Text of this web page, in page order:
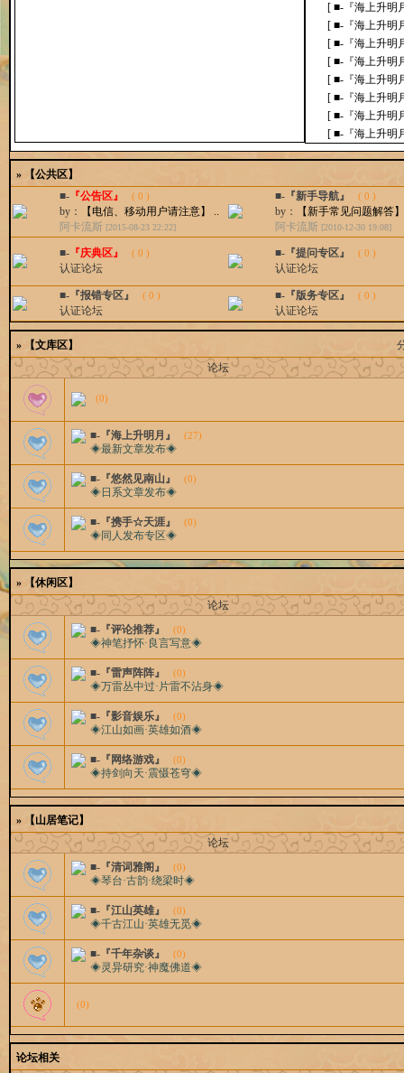
[ ■-『海上升明
[ ■-『海上升明
[ ■-『海上升明
[ ■-『海上升明
[ ■-『海上升明
[ ■-『海上升明
[ ■-『海上升明
[ ■-『海上升明
»
【公共区】
■-『公告区』 ( 0 )
by：
【电信、移动用户请注意】 ..
阿卡流斯 [2015-08-23 22:22]
■-『新手导航』 ( 0 )
by：
【新手常见问题解答
阿卡流斯 [2010-12-30 19:08]
■-『庆典区』 ( 0 )
认证论坛
■-『提问专区』 ( 0 )
认证论坛
■-『报错专区』 ( 0 )
认证论坛
■-『版务专区』 ( 0 )
认证论坛
»
【文库区】
论坛
(0)
■-『海上升明月』 (27)
◈最新文章发布◈
■-『悠然见南山』 (0)
◈日系文章发布◈
■-『携手☆天涯』 (0)
◈同人发布专区◈
»
【休闲区】
论坛
■-『评论推荐』
(0)
◈神笔抒怀·良言写意◈
■-『雷声阵阵』 (0)
◈万雷丛中过·片雷不沾身◈
■-『影音娱乐』 (0)
◈江山如画·英雄如酒◈
■-『网络游戏』 (0)
◈持剑向天·震慑苍穹◈
»
【山居笔记】
论坛
■-『清词雅阁』
(0)
◈琴台·古韵·绕梁时◈
■-『江山英雄』 (0)
◈千古江山·英雄无觅◈
■-『千年杂谈』 (0)
◈灵异研究·神魔佛道◈
(0)
论坛相关